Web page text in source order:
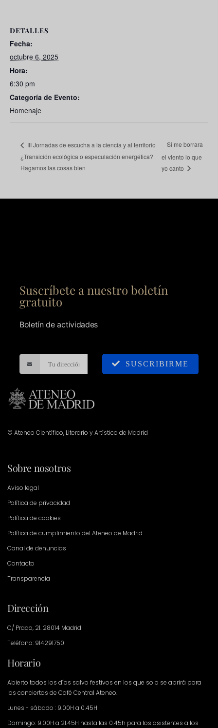
DETALLES
Fecha:
octubre 6, 2025
Hora:
6:30 pm
Categoría de Evento:
Homenaje
III Jornadas de escucha a la ciencia y al territorio
¿Transición ecológica o especulación energética?
Hagamos las cosas bien
Si me borrara
el viento lo que
yo canto
Suscríbete a nuestro boletín
gratuito
Boletín de actividades
SUSCRIBIRME
© Ateneo Científico, Literario y Artístico de Madrid
Sobre nosotros
Aviso legal
Política de privacidad
Política de cookies
Política de cumplimiento del Ateneo de Madrid
Canal de denuncias
Contacto
Transparencia
Dirección
C/ Prado, 21. 28014 Madrid
Teléfono: 914291750
Horario
Abierto todos los días salvo festivos en los que solo se abrirá para
los conciertos de Café Central Ateneo.
Lunes - sábado : 9.00H a 0.45H
Domingo: 9.00H a 21.45H hasta las 0.45h para los asistentes a los